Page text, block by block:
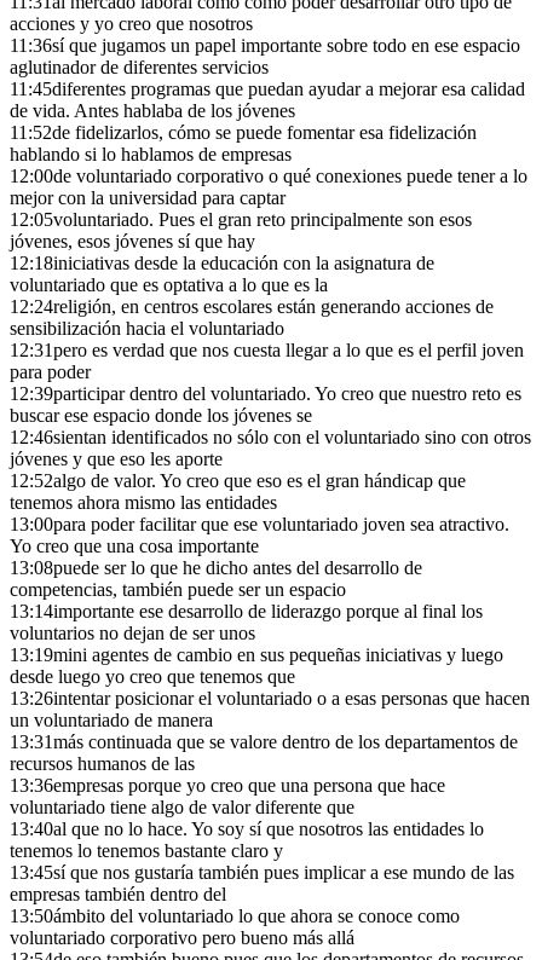
acciones y yo creo que nosotros
11:36sí que jugamos un papel importante sobre todo en ese espacio
aglutinador de diferentes servicios
11:45diferentes programas que puedan ayudar a mejorar esa calidad
de vida. Antes hablaba de los jóvenes
11:52de fidelizarlos, cómo se puede fomentar esa fidelización
hablando si lo hablamos de empresas
12:00de voluntariado corporativo o qué conexiones puede tener a lo
mejor con la universidad para captar
12:05voluntariado. Pues el gran reto principalmente son esos
jóvenes, esos jóvenes sí que hay
12:18iniciativas desde la educación con la asignatura de
voluntariado que es optativa a lo que es la
12:24religión, en centros escolares están generando acciones de
sensibilización hacia el voluntariado
12:31pero es verdad que nos cuesta llegar a lo que es el perfil joven
para poder
12:39participar dentro del voluntariado. Yo creo que nuestro reto es
buscar ese espacio donde los jóvenes se
12:46sientan identificados no sólo con el voluntariado sino con otros
jóvenes y que eso les aporte
12:52algo de valor. Yo creo que eso es el gran hándicap que
tenemos ahora mismo las entidades
13:00para poder facilitar que ese voluntariado joven sea atractivo.
Yo creo que una cosa importante
13:08puede ser lo que he dicho antes del desarrollo de
competencias, también puede ser un espacio
13:14importante ese desarrollo de liderazgo porque al final los
voluntarios no dejan de ser unos
13:19mini agentes de cambio en sus pequeñas iniciativas y luego
desde luego yo creo que tenemos que
13:26intentar posicionar el voluntariado o a esas personas que hacen
un voluntariado de manera
13:31más continuada que se valore dentro de los departamentos de
recursos humanos de las
13:36empresas porque yo creo que una persona que hace
voluntariado tiene algo de valor diferente que
13:40al que no lo hace. Yo soy sí que nosotros las entidades lo
tenemos lo tenemos bastante claro y
13:45sí que nos gustaría también pues implicar a ese mundo de las
empresas también dentro del
13:50ámbito del voluntariado lo que ahora se conoce como
voluntariado corporativo pero bueno más allá